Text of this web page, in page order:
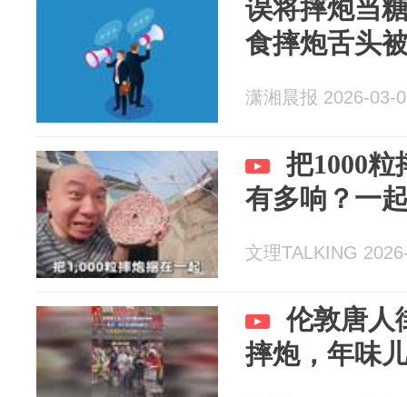
误将摔炮当
食摔炮舌头
潇湘晨报 2026-03-
把1000
有多响？一
文理TALKING
伦敦唐人
摔炮，年味